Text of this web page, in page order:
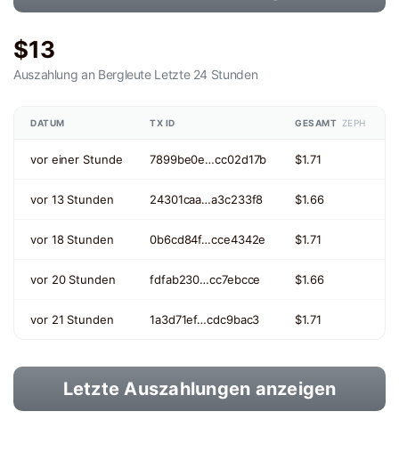
$13
Auszahlung an Bergleute Letzte 24 Stunden
DATUM TX ID GESAMT ZEPH
vor einer Stunde 7899be0e…cc02d17b $1.71
vor 13 Stunden 24301caa…a3c233f8 $1.66
vor 18 Stunden 0b6cd84f…cce4342e $1.71
vor 20 Stunden fdfab230…cc7ebcce $1.66
vor 21 Stunden 1a3d71ef…cdc9bac3 $1.71
Letzte Auszahlungen anzeigen